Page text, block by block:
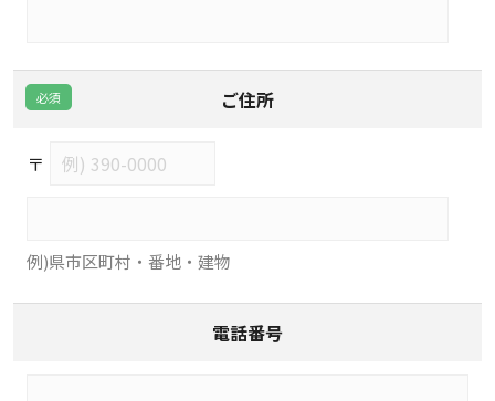
ご住所
〒
例)県市区町村・番地・建物
電話番号